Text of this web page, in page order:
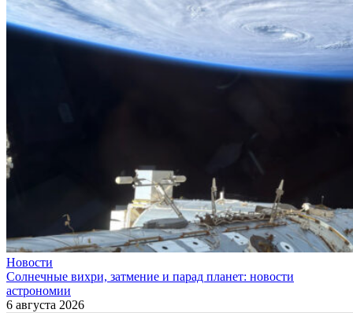
Новости
Солнечные вихри, затмение и парад планет: новости
астрономии
6 августа 2026